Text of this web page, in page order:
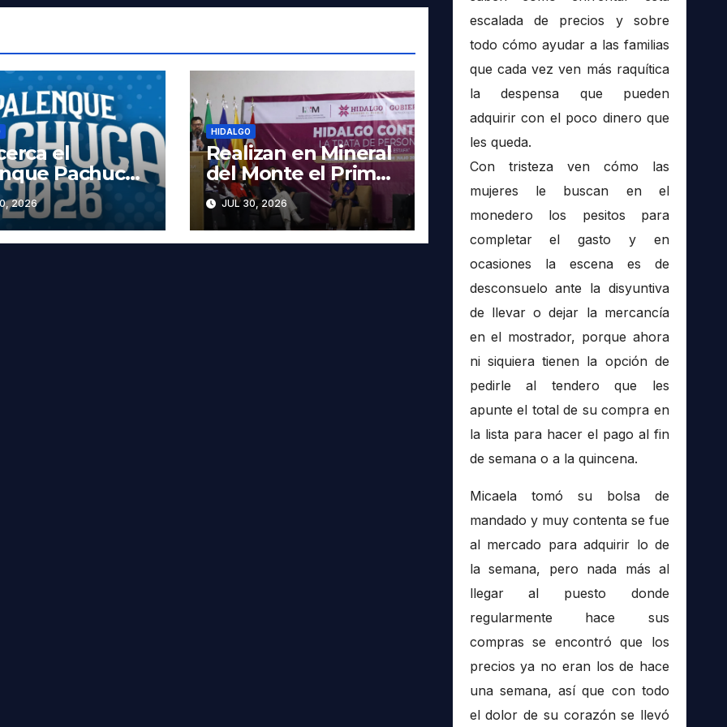
el
Pachuca
te dejamos la
completa,
y los
2026
HIDALGO
Realizan en Mineral
del Monte el Primer
Foro Estatal contra
la Trata de
Personas
JUL 30, 2026
escalada de precios y sobre
todo cómo ayudar a las familias
que cada vez ven más raquítica
la despensa que pueden
adquirir con el poco dinero que
les queda.
Con tristeza ven cómo las
mujeres le buscan en el
monedero los pesitos para
completar el gasto y en
ocasiones la escena es de
desconsuelo ante la disyuntiva
de llevar o dejar la mercancía
en el mostrador, porque ahora
ni siquiera tienen la opción de
pedirle al tendero que les
apunte el total de su compra en
la lista para hacer el pago al fin
de semana o a la quincena.
Micaela tomó su bolsa de
mandado y muy contenta se fue
al mercado para adquirir lo de
la semana, pero nada más al
llegar al puesto donde
regularmente hace sus
compras se encontró que los
precios ya no eran los de hace
una semana, así que con todo
el dolor de su corazón se llevó